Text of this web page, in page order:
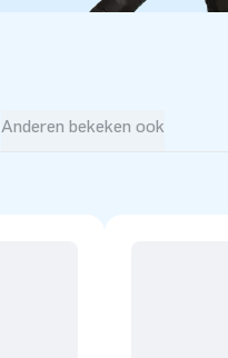
Anderen bekeken ook